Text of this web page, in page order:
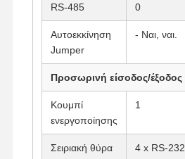
Αρχική
Σελίδα
RS-485 0
Αυτοεκκίνηση
Jumper
- Ναι, ναι.
Προσωρινή είσοδος/έξοδος
Κουμπί
ενεργοποίησης
1
Σειριακή θύρα 4 x RS-232